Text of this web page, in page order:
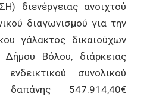
διενέργειας ανοιχτού
διαγωνισμού για την
γάλακτος δικαιούχων
Βόλου, διάρκειας
συνολικού
δαπάνης 547.914,40€